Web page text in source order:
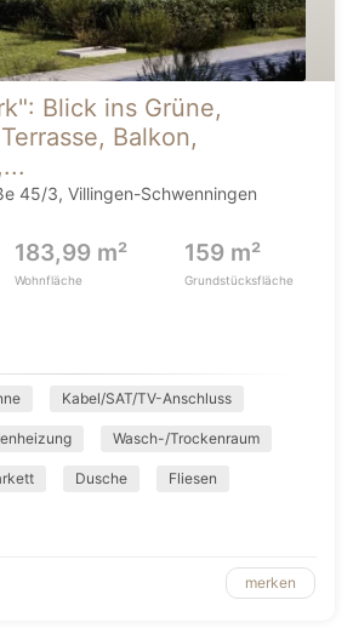
Blick ins Grüne,
Balkon,
45/3, Villingen-Schwenningen
183,99 m²
Wohnfläche
159 m²
Grundstücksfläche
Kabel/SAT/TV-Anschluss
Wasch-/Trockenraum
Dusche Fliesen
merken